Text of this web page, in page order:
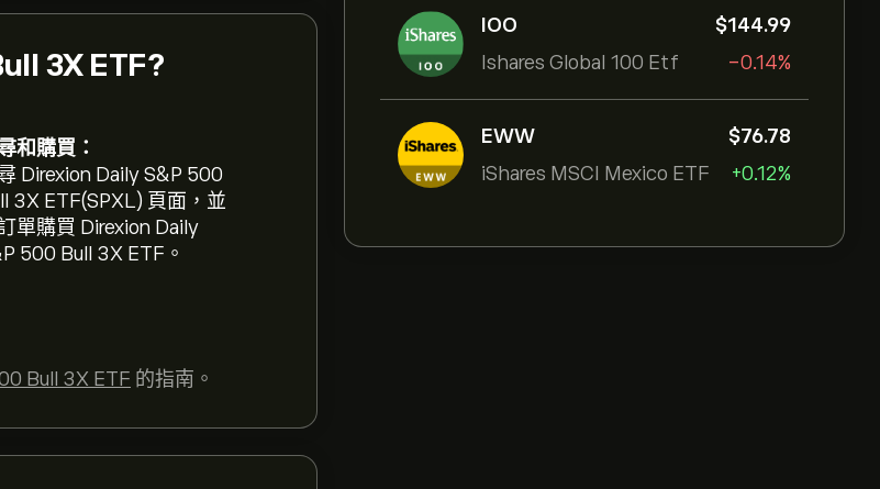
IOO
Ishares Global 100 Etf
‎$‎144.99
-0.14%
EWW
iShares MSCI Mexico ETF
‎$‎76.78
+0.12%
3X ETF?
和購買：
Direxion Daily S&P 500
3X ETF(SPXL) 頁面，並
訂單購買 Direxion Daily
500 Bull 3X ETF。
Bull 3X ETF 的指南。